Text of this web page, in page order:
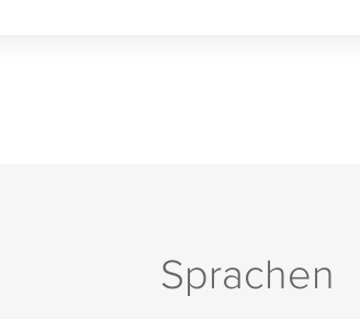
Sprachen